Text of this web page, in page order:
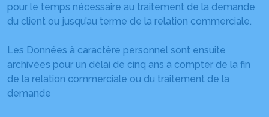
pour le temps nécessaire au traitement de la demande
du client ou jusqu’au terme de la relation commerciale.
Les Données à caractère personnel sont ensuite
archivées pour un délai de cinq ans à compter de la fin
de la relation commerciale ou du traitement de la
demande